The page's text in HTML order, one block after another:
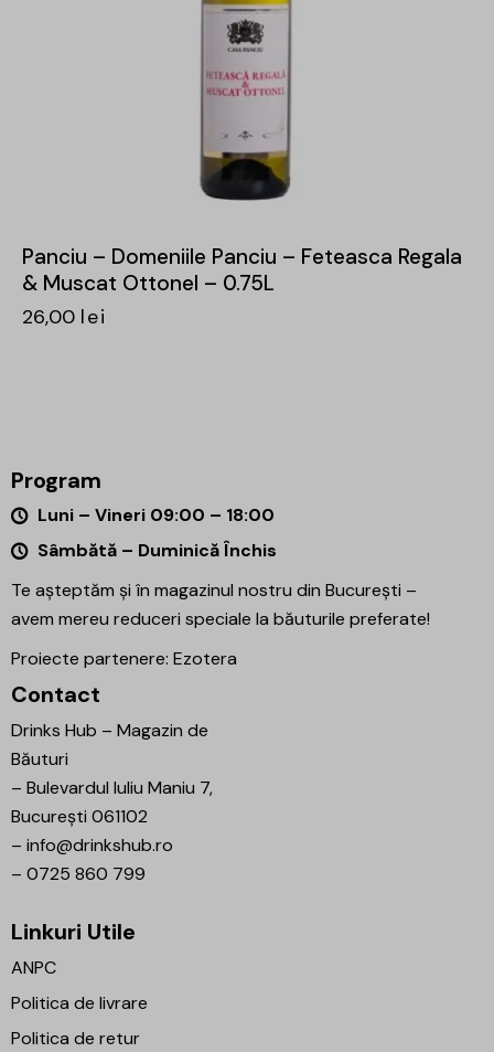
Panciu – Domeniile Panciu – Feteasca Regala
& Muscat Ottonel – 0.75L
26,00 lei
Program
Luni – Vineri 09:00 – 18:00
Sâmbătă – Duminică Închis
Te așteptăm și în magazinul nostru din București –
avem mereu reduceri speciale la băuturile preferate!
Proiecte partenere: Ezotera
Contact
Drinks Hub – Magazin de
Băuturi
– Bulevardul Iuliu Maniu 7,
București 061102
– info@drinkshub.ro
– 0725 860 799
Linkuri Utile
ANPC
Politica de livrare
Politica de retur